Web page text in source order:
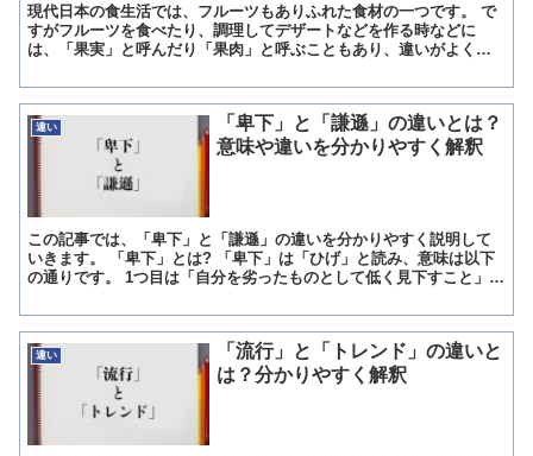
現代日本の食生活では、フルーツもありふれた食材の一つです。 で
すがフルーツを食べたり、調理してデザートなどを作る時などに
は、「果実」と呼んだり「果肉」と呼ぶこともあり、違いがよくわ
違い
「卑下」と「謙遜」の違いとは？
意味や違いを分かりやすく解釈
この記事では、「卑下」と「謙遜」の違いを分かりやすく説明して
いきます。 「卑下」とは? 「卑下」は「ひげ」と読み、意味は以下
の通りです。 1つ目は「自分を劣ったものとして低く見下すこと」と
違い
「流行」と「トレンド」の違いと
は？分かりやすく解釈